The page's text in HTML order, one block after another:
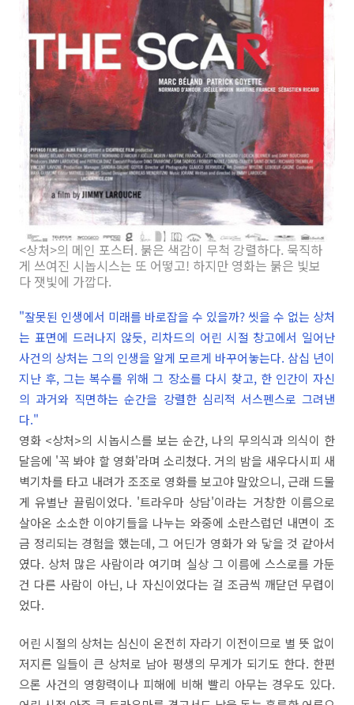
<상처>의 메인 포스터. 붉은 색감이 무척 강렬하다. 묵직하
게 쓰여진 시놉시스는 또 어떻고! 하지만 영화는 붉은 빛보
다 잿빛에 가깝다.
"잘못된 인생에서 미래를 바로잡을 수 있을까? 씻을 수 없는 상처
는 표면에 드러나지 않듯, 리차드의 어린 시절 창고에서 일어난
사건의 상처는 그의 인생을 알게 모르게 바꾸어놓는다. 삼십 년이
지난 후, 그는 복수를 위해 그 장소를 다시 찾고, 한 인간이 자신
의 과거와 직면하는 순간을 강렬한 심리적 서스펜스로 그려낸
다."
영화 <상처>의 시놉시스를 보는 순간, 나의 무의식과 의식이 한
달음에 '꼭 봐야 할 영화'라며 소리쳤다. 거의 밤을 새우다시피 새
벽기차를 타고 내려가 조조로 영화를 보고야 말았으니, 근래 드물
게 유별난 끌림이었다. '트라우마 상담'이라는 거창한 이름으로
살아온 소소한 이야기들을 나누는 와중에 소란스럽던 내면이 조
금 정리되는 경험을 했는데, 그 어딘가 영화가 와 닿을 것 같아서
였다. 상처 많은 사람이라 여기며 실상 그 이름에 스스로를 가둔
건 다른 사람이 아닌, 나 자신이었다는 걸 조금씩 깨닫던 무렵이
었다.
어린 시절의 상처는 심신이 온전히 자라기 이전이므로 별 뜻 없이
저지른 일들이 큰 상처로 남아 평생의 무게가 되기도 한다. 한편
으론 사건의 영향력이나 피해에 비해 빨리 아무는 경우도 있다.